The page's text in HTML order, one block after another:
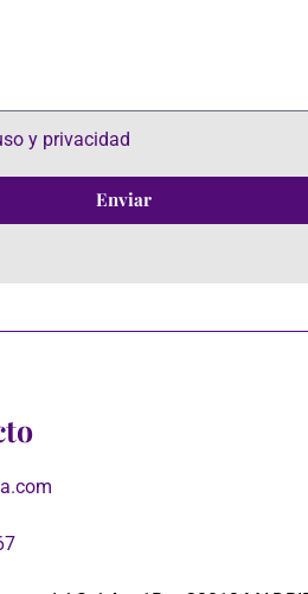
y privacidad
Enviar